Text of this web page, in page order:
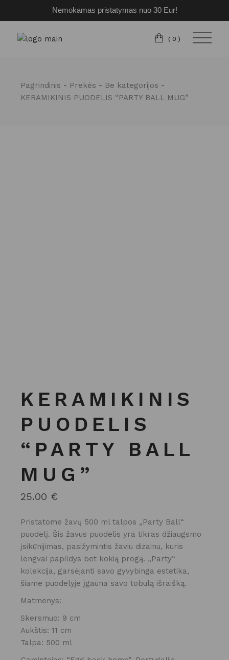
Nemokamas pristatymas nuo 30 Eur!
Pereiti
turinio
(0)
Pagrindinis Prekės
Be kategorijos
KERAMIKINIS PUODELIS “PARTY BALL MUG”
KERAMIKINIS
PUODELIS
“PARTY BALL
MUG”
25.00 €
Pristatome žavų 500 ml talpos „Party Ball“
puodelį. Šis žavus puodelis yra tikras džiaugsmo
įsikūnijimas, pasižymintis žaviu dizainu, kuris
lengvai papildys bet kokią progą. „Party“
kolekcija, garsėjanti savo gyvybinga estetika,
šiame puodelyje įgauna savo tobulą išraišką.
Matmenys:
Skersmuo: 9 cm
Aukštis: 11 cm
Talpa: 500 ml